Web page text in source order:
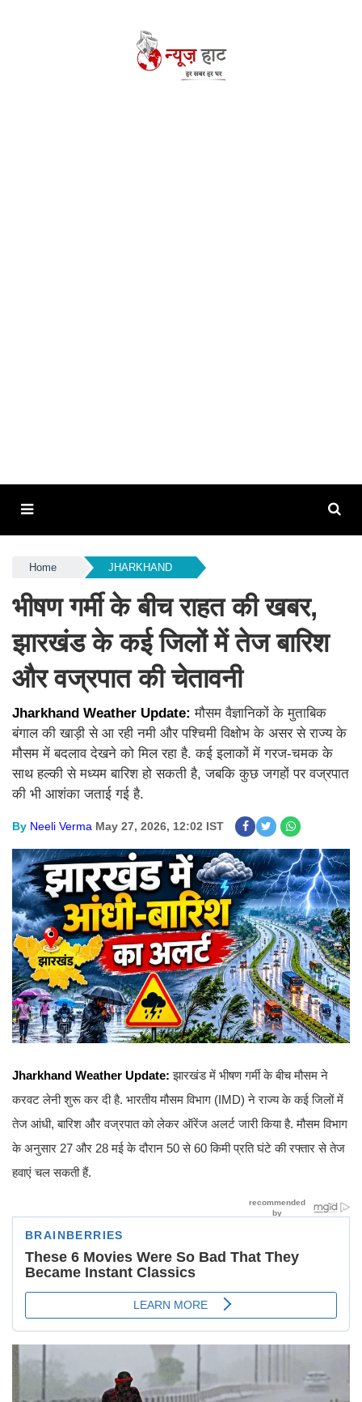
Home JHARKHAND
भीषण गर्मी के बीच राहत की खबर,
झारखंड के कई जिलों में तेज बारिश
और वज्रपात की चेतावनी
Jharkhand Weather Update:मौसम वैज्ञानिकों के मुताबिक
बंगाल की खाड़ी से आ रही नमी और पश्चिमी विक्षोभ के असर से राज्य के
मौसम में बदलाव देखने को मिल रहा है. कई इलाकों में गरज-चमक के
साथ हल्की से मध्यम बारिश हो सकती है, जबकि कुछ जगहों पर वज्रपात
की भी आशंका जताई गई है.
By Neeli Verma May 27, 2026, 12:02 IST
Jharkhand Weather Update: झारखंड में भीषण गर्मी के बीच मौसम ने
करवट लेनी शुरू कर दी है. भारतीय मौसम विभाग (IMD) ने राज्य के कई जिलों में
तेज आंधी, बारिश और वज्रपात को लेकर ऑरेंज अलर्ट जारी किया है. मौसम विभाग
के अनुसार 27 और 28 मई के दौरान 50 से 60 किमी प्रति घंटे की रफ्तार से तेज
हवाएं चल सकती हैं.